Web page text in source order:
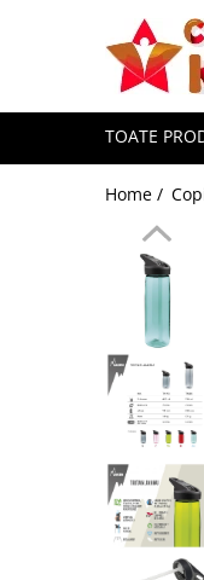
Toate Produsele
Alimentatie
Termosuri pentru
Termosuri și recipiente
termoizolante
Mama și copilul
Ingrijire personala
Servetele umede
Servetele Umede Copii
Gustări Bio pentru Copii
TOATE
Home /